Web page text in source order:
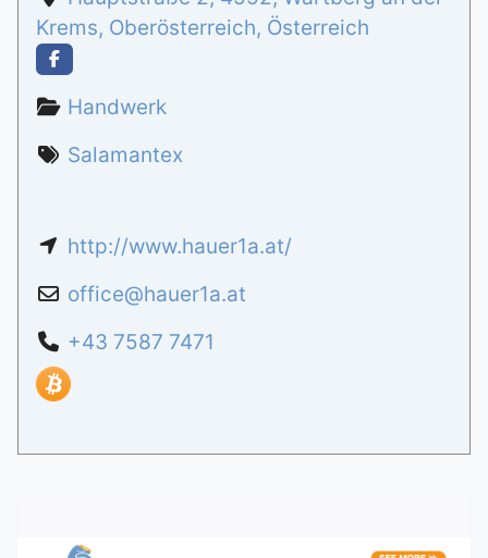
Krems, Oberösterreich, Österreich
Handwerk
Salamantex
http://www.hauer1a.at/
office@hauer1a.at
+43 7587 7471